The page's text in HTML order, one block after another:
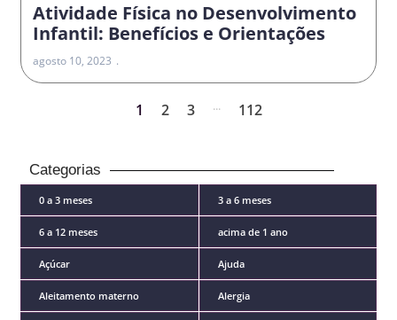
Atividade Física no Desenvolvimento
Infantil: Benefícios e Orientações
agosto 10, 2023
1 2 3 ... 112
Categorias
0 a 3 meses 3 a 6 meses
6 a 12 meses acima de 1 ano
Açúcar Ajuda
Aleitamento materno Alergia